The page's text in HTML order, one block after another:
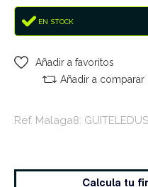
EN STOCK
Añadir a favoritos
Añadir a comparar
Ref. Malaga8: